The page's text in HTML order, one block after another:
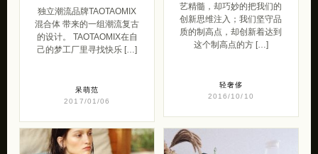
独立潮流品牌TAOTAOMIX
混合体 带来的一组潮流复古
的设计。 TAOTAOMIX在自
己的梦工厂里寻找快乐 […]
呆萌范
2017/01/06
艺精髓，却巧妙的把我们的
创新思维注入；我们坚守品
质的制高点，却创新着达到
这个制高点的方 […]
轻奢侈
2016/10/10